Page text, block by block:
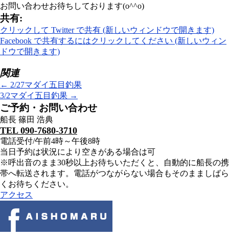
お問い合わせお待ちしております(o^^o)
共有:
クリックして Twitter で共有 (新しいウィンドウで開きます)
Facebook で共有するにはクリックしてください (新しいウィン
ドウで開きます)
関連
← 2/27マダイ五目釣果
3/2マダイ五目釣果 →
ご予約・お問い合わせ
船長 篠田 浩典
TEL 090-7680-3710
電話受付/午前4時～午後8時
当日予約は状況により空きがある場合は可
※呼出音のまま30秒以上お待ちいただくと、自動的に船長の携
帯へ転送されます。電話がつながらない場合もそのまましばら
くお待ちください。
アクセス